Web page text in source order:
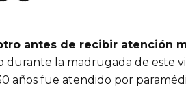
antes de recibir atención
durante la madrugada de este
años fue atendido por